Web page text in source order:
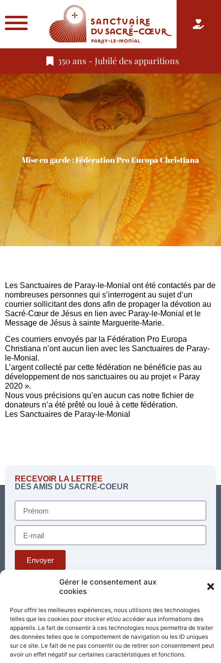
Gérer le consentement aux
cookies
Pour offrir les meilleures expériences, nous utilisons des technologies
telles que les cookies pour stocker et/ou accéder aux informations des
appareils. Le fait de consentir à ces technologies nous permettra de traiter
des données telles que le comportement de navigation ou les ID uniques
sur ce site. Le fait de ne pas consentir ou de retirer son consentement peut
avoir un effet négatif sur certaines caractéristiques et fonctions.
350 ans - Jubilé des apparitions
Mise en garde : Fédération Pro Europa Christiana
Les Sanctuaires de Paray-le-Monial ont été contactés par de
nombreuses personnes qui s’interrogent au sujet d’un
courrier sollicitant des dons afin de propager la dévotion au
Sacré-Cœur de Jésus en lien avec Paray-le-Monial et le
Message de Jésus à sainte Marguerite-Marie.
Ces courriers envoyés par la Fédération Pro Europa
Christiana n’ont aucun lien avec les Sanctuaires de Paray-
le-Monial.
L’argent collecté par cette fédération ne bénéficie pas au
développement de nos sanctuaires ou au projet « Paray
2020 ».
Nous vous précisions qu’en aucun cas notre fichier de
donateurs n’a été prêté ou loué à cette fédération.
Les Sanctuaires de Paray-le-Monial
RECEVOIR LA LETTRE
DES AMIS DU SACRÉ-COEUR
Envoyer
Téléphone : 03 85 81 56 00
standard@sacrecoeur-paray.org
Paray TV
Agenda Nous contacter
Nos
partenaires
Mentions
légales